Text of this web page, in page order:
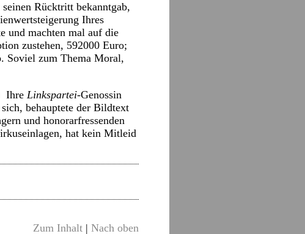
Rücktritt bekanntgab,
Ihres
und machten mal auf die
zustehen, 592000 Euro;
Soviel zum Thema Moral,
Ihre Linkspartei-Genossin
behauptete der Bildtext
und honorarfressenden
hat kein Mitleid
Zum Inhalt | Nach oben